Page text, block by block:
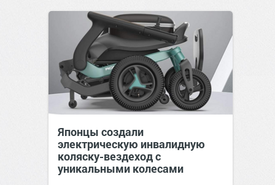
Японцы создали
электрическую инвалидную
коляску-вездеход с
уникальными колесами